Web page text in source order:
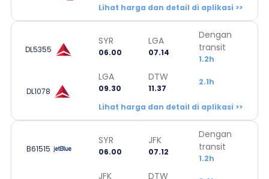
Lihat harga dan detail di aplikasi >>
DL5355
SYR
06.00
LGA
07.14
Dengan
transit
1.2h
DL1078
LGA
09.30
DTW
11.37
2.1h
Lihat harga dan detail di aplikasi >>
B61515
SYR
06.00
JFK
07.12
Dengan
transit
1.2h
JFK DTW